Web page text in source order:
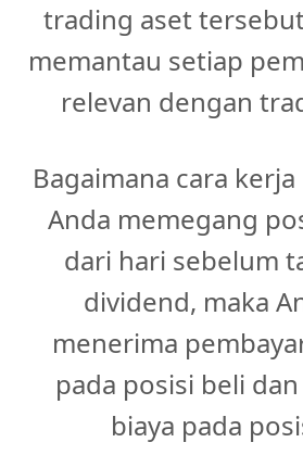
trading aset
memantau setiap
relevan dengan
Bagaimana cara kerja
Anda memegang
dari hari sebelum
dividend, maka
menerima
pada posisi beli
biaya pada